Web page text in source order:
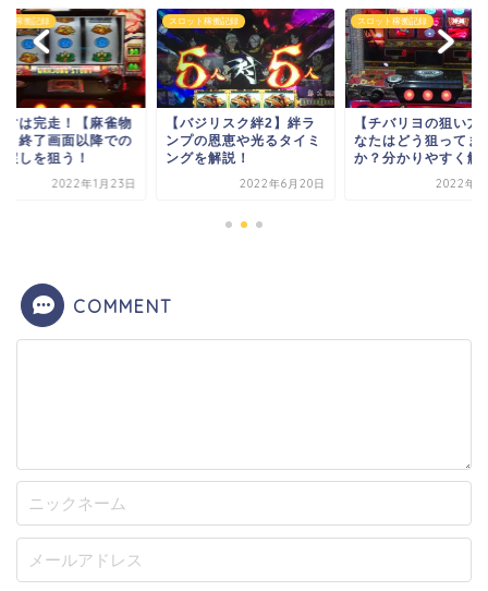
ト稼働記録
すは完走！【麻雀物
】終了画面以降での
戻しを狙う！
2022年1月23日
スロット稼働記録
【バジリスク絆2】絆ラ
ンプの恩恵や光るタイミ
ングを解説！
2022年6月20日
スロット稼働記録
【チバリヨの狙い方
なたはどう狙ってま
か？分かりやすく解
2022年3
COMMENT